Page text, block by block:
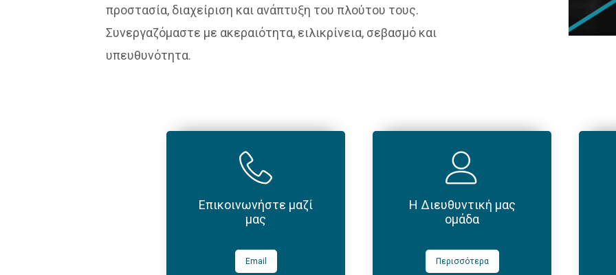
προστασία, διαχείριση και ανάπτυξη του πλούτου τους.
Συνεργαζόμαστε με ακεραιότητα, ειλικρίνεια, σεβασμό και
υπευθυνότητα.
Επικοινωνήστε μαζί
μας
Email
Η Διευθυντική μας
ομάδα
Περισσότερα